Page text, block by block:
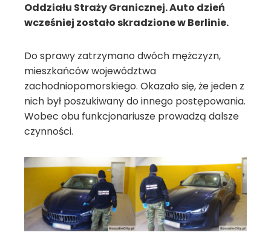
Oddziału Straży Granicznej. Auto dzień
wcześniej zostało skradzione w Berlinie.
Do sprawy zatrzymano dwóch mężczyzn,
mieszkańców województwa
zachodniopomorskiego. Okazało się, że jeden z
nich był poszukiwany do innego postępowania.
Wobec obu funkcjonariusze prowadzą dalsze
czynności.